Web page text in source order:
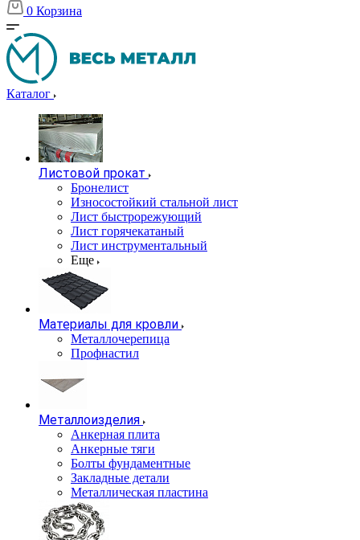
0 Корзина
Каталог
Листовой прокат
Бронелист
Износостойкий стальной лист
Лист быстрорежующий
Лист горячекатаный
Лист инструментальный
Еще
Материалы для кровли
Металлочерепица
Профнастил
Металлоизделия
Анкерная плита
Анкерные тяги
Болты фундаментные
Закладные детали
Металлическая пластина